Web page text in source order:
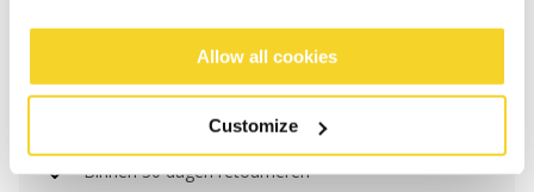
Allow all cookies
Customize
Bestellingen die op werkdagen vóór 12:00 uur
Binnen 30 dagen retourneren